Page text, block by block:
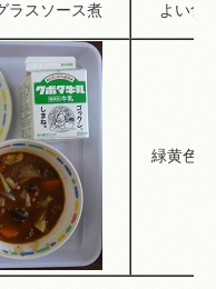
ソース煮
よい食
緑黄色